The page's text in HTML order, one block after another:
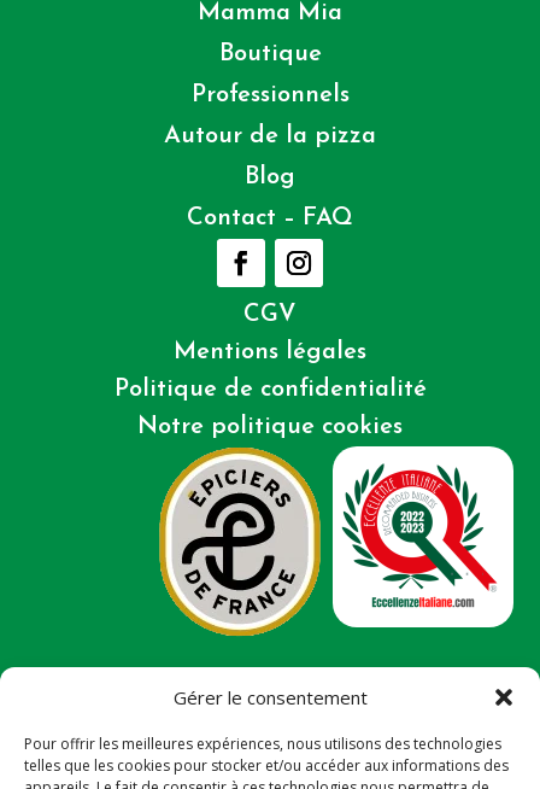
Gérer le consentement
Pour offrir les meilleures expériences, nous utilisons des technologies
telles que les cookies pour stocker et/ou accéder aux informations des
Mamma Mia
Boutique
Professionnels
Autour de la pizza
Blog
Contact – FAQ
CGV
Mentions légales
Politique de confidentialité
Notre politique cookies
dans le cadre de la réponse de l’UNION européenne à
la pandémie COVID-19. L’Europe s’engage à la